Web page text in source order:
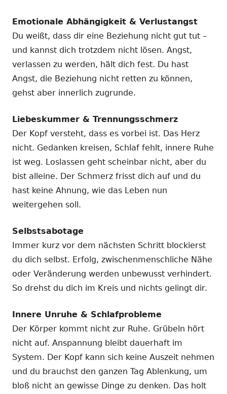
Emotionale Abhängigkeit & Verlustangst
Du weißt, dass dir eine Beziehung nicht gut tut –
und kannst dich trotzdem nicht lösen. Angst,
verlassen zu werden, hält dich fest. Du hast
Angst, die Beziehung nicht retten zu können,
gehst aber innerlich zugrunde.
Liebeskummer & Trennungsschmerz
Der Kopf versteht, dass es vorbei ist. Das Herz
nicht. Gedanken kreisen, Schlaf fehlt, innere Ruhe
ist weg. Loslassen geht scheinbar nicht, aber du
bist alleine. Der Schmerz frisst dich auf und du
hast keine Ahnung, wie das Leben nun
weitergehen soll.
Selbstsabotage
Immer kurz vor dem nächsten Schritt blockierst
du dich selbst. Erfolg, zwischenmenschliche Nähe
oder Veränderung werden unbewusst verhindert.
So drehst du dich im Kreis und nichts gelingt dir.
Innere Unruhe & Schlafprobleme
Der Körper kommt nicht zur Ruhe. Grübeln hört
nicht auf. Anspannung bleibt dauerhaft im
System. Der Kopf kann sich keine Auszeit nehmen
und du brauchst den ganzen Tag Ablenkung, um
bloß nicht an gewisse Dinge zu denken. Das holt